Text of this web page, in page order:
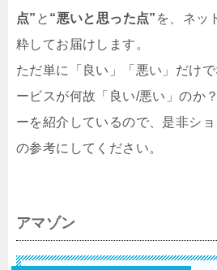
点” と “悪いと思った点” を、ネッ
粋してお届けします。
ただ単に「良い」「悪い」だけ
ービスが何故「良い/悪い」のか
ーを紹介しているので、是非シ
の参考にしてください。
アマゾン